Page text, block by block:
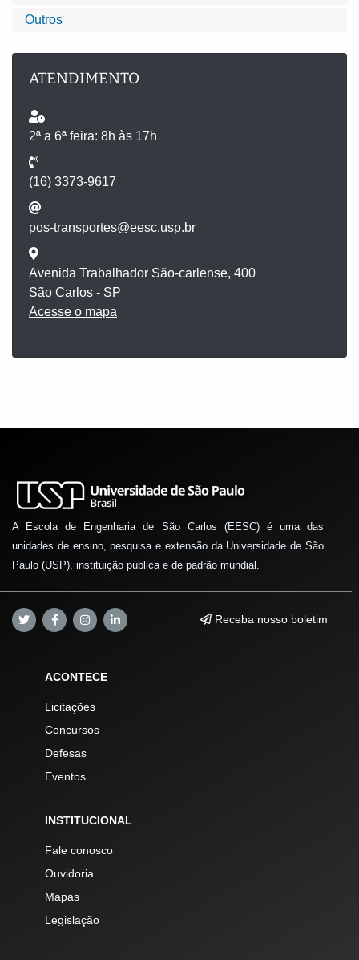
Outros
ATENDIMENTO
2ª a 6ª feira: 8h às 17h
(16) 3373-9617
pos-transportes@eesc.usp.br
Avenida Trabalhador São-carlense, 400
São Carlos - SP
Acesse o mapa
A Escola de Engenharia de São Carlos (EESC) é uma das
unidades de ensino, pesquisa e extensão da Universidade de São
Paulo (USP), instituição pública e de padrão mundial.
Receba nosso boletim
ACONTECE
Licitações
Concursos
Defesas
Eventos
INSTITUCIONAL
Fale conosco
Ouvidoria
Mapas
Legislação